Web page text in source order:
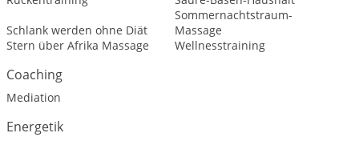
Schlank werden ohne Diät
Sommernachtstraum-
Massage
Stern über Afrika Massage
Wellnesstraining
Coaching
Mediation
Energetik